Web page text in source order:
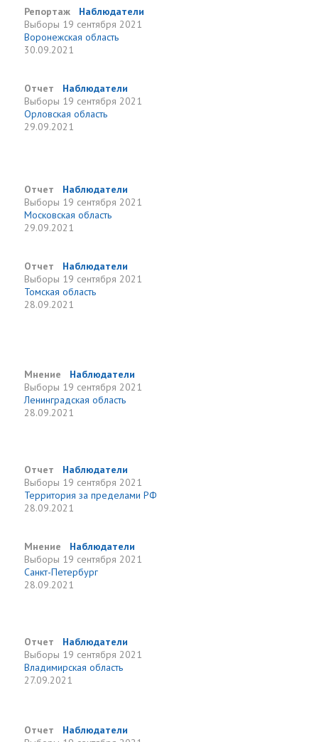
Репортаж
Наблюдатели
Выборы 19 сентября 2021
Воронежская область
30.09.2021
Отчет
Наблюдатели
Выборы 19 сентября 2021
Орловская область
29.09.2021
Отчет
Наблюдатели
Выборы 19 сентября 2021
Московская область
29.09.2021
Отчет
Наблюдатели
Выборы 19 сентября 2021
Томская область
28.09.2021
Мнение
Наблюдатели
Выборы 19 сентября 2021
Ленинградская область
28.09.2021
Отчет
Наблюдатели
Выборы 19 сентября 2021
Территория за пределами РФ
28.09.2021
Мнение
Наблюдатели
Выборы 19 сентября 2021
Санкт-Петербург
28.09.2021
Отчет
Наблюдатели
Выборы 19 сентября 2021
Владимирская область
27.09.2021
Отчет
Наблюдатели